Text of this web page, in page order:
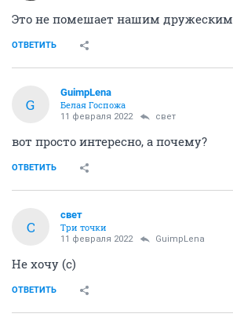
Это не помешает нашим
ОТВЕТИТЬ
G
GuimpLena
Белая Госпожа
11 февраля 2022 свет
вот просто интересно, а почему?
ОТВЕТИТЬ
С
свет
Три точки
11 февраля 2022 GuimpLena
Не хочу (с)
ОТВЕТИТЬ